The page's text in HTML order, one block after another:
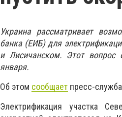
Украина рассматривает
банка (ЕИБ) для
и Лисичанском. Этот вопрос
января.
Об этом сообщает пресс-
Электрификация участка